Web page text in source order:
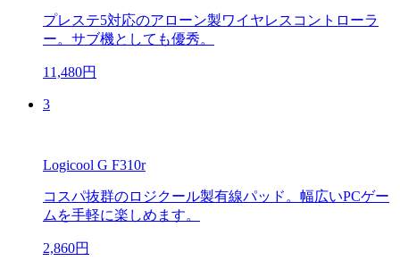
プレステ5対応のアローン製ワイヤレスコントローラ
ー。サブ機としても優秀。
11,480円
3
Logicool G F310r
コスパ抜群のロジクール製有線パッド。幅広いPCゲー
ムを手軽に楽しめます。
2,860円